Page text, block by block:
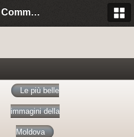
Moldova Community Italia
Le più belle
immagini della
Moldova